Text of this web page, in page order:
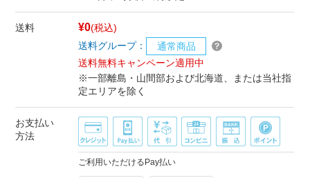
送料 ¥0(税込)
送料グループ：
通常商品
送料無料キャンペーン適用中
※一部離島・山間部および北海道、または当社指
定エリアを除く
お支払い
方法
ご利用いただけるPay払い